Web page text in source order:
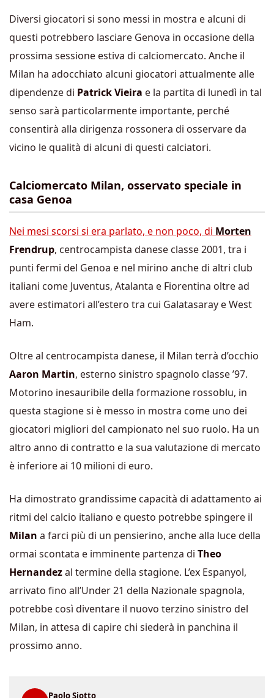
Diversi giocatori si sono messi in mostra e alcuni di
questi potrebbero lasciare Genova in occasione della
prossima sessione estiva di calciomercato. Anche il
Milan ha adocchiato alcuni giocatori attualmente alle
dipendenze di Patrick Vieira e la partita di lunedì in tal
senso sarà particolarmente importante, perché
consentirà alla dirigenza rossonera di osservare da
vicino le qualità di alcuni di questi calciatori.
Calciomercato Milan, osservato speciale in
casa Genoa
Nei mesi scorsi si era parlato, e non poco, di Morten
Frendrup, centrocampista danese classe 2001, tra i
punti fermi del Genoa e nel mirino anche di altri club
italiani come Juventus, Atalanta e Fiorentina oltre ad
avere estimatori all’estero tra cui Galatasaray e West
Ham.
Oltre al centrocampista danese, il Milan terrà d’occhio
Aaron Martin, esterno sinistro spagnolo classe ’97.
Motorino inesauribile della formazione rossoblu, in
questa stagione si è messo in mostra come uno dei
giocatori migliori del campionato nel suo ruolo. Ha un
altro anno di contratto e la sua valutazione di mercato
è inferiore ai 10 milioni di euro.
Ha dimostrato grandissime capacità di adattamento ai
ritmi del calcio italiano e questo potrebbe spingere il
Milan a farci più di un pensierino, anche alla luce della
ormai scontata e imminente partenza di Theo
Hernandezal termine della stagione. L’ex Espanyol,
arrivato fino all’Under 21 della Nazionale spagnola,
potrebbe così diventare il nuovo terzino sinistro del
Milan, in attesa di capire chi siederà in panchina il
prossimo anno.
Paolo Siotto